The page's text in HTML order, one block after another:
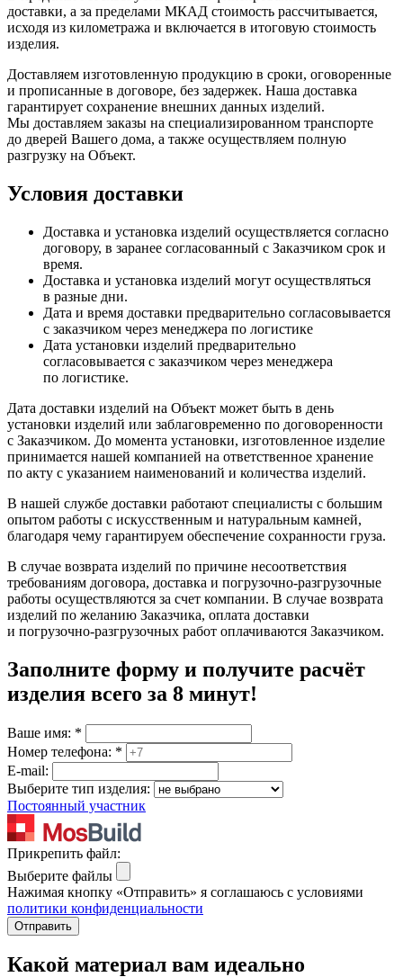
доставки, а за пределами МКАД стоимость рассчитывается,
исходя из километража и включается в итоговую стоимость
изделия.
Доставляем изготовленную продукцию в сроки, оговоренные
и прописанные в договоре, без задержек. Наша доставка
гарантирует сохранение внешних данных изделий.
Мы доставляем заказы на специализированном транспорте
до дверей Вашего дома, а также осуществляем полную
разгрузку на Объект.
Условия доставки
Доставка и установка изделий осуществляется согласно
договору, в заранее согласованный с Заказчиком срок и
время.
Доставка и установка изделий могут осуществляться
в разные дни.
Дата и время доставки предварительно согласовывается
с заказчиком через менеджера по логистике
Дата установки изделий предварительно
согласовывается с заказчиком через менеджера
по логистике.
Дата доставки изделий на Объект может быть в день
установки изделий или заблаговременно по договоренности
с Заказчиком. До момента установки, изготовленное изделие
принимается нашей компанией на ответственное хранение
по акту с указанием наименований и количества изделий.
В нашей службе доставки работают специалисты с большим
опытом работы с искусственным и натуральным камней,
благодаря чему гарантируем обеспечение сохранности груза.
В случае возврата изделий по причине несоответствия
требованиям договора, доставка и погрузочно-разгрузочные
работы осуществляются за счет компании. В случае возврата
изделий по желанию Заказчика, оплата доставки
и погрузочно-разгрузочных работ оплачиваются Заказчиком.
Заполните форму и получите расчёт
изделия всего за 8 минут!
Ваше имя: *
Номер телефона: *
E-mail:
Выберите тип изделия:
Постоянный участник
Прикрепить файл:
Выберите файлы
Нажимая кнопку «Отправить» я соглашаюсь с условиями
политики конфиденциальности
Отправить
Какой материал вам идеально